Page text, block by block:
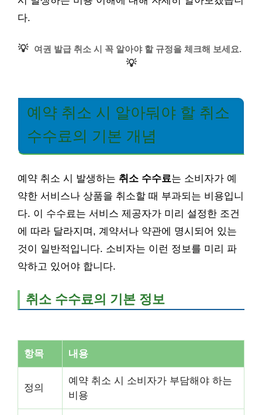
다.
💡 여권 발급 취소 시 꼭 알아야 할 규정을 체크해 보세요.
💡
예약 취소 시 알아둬야 할 취소
수수료의 기본 개념
예약 취소 시 발생하는 취소 수수료는 소비자가 예
약한 서비스나 상품을 취소할 때 부과되는 비용입니
다. 이 수수료는 서비스 제공자가 미리 설정한 조건
에 따라 달라지며, 계약서나 약관에 명시되어 있는
것이 일반적입니다. 소비자는 이런 정보를 미리 파
악하고 있어야 합니다.
취소 수수료의 기본 정보
항목 내용
정의
예약 취소 시 소비자가 부담해야 하는
비용